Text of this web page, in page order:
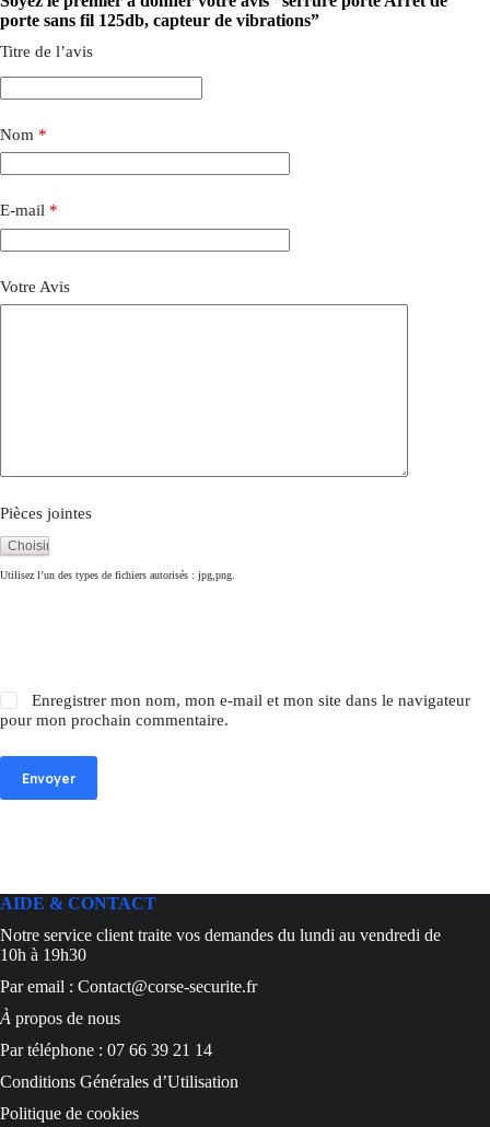
porte sans fil 125db, capteur de vibrations”
Titre de l’avis
Nom *
E-mail *
Votre Avis
Pièces jointes
Utilisez l’un des types de fichiers autorisés : jpg,png.
Enregistrer mon nom, mon e-mail et mon site dans le navigateur
pour mon prochain commentaire.
Envoyer
AIDE & CONTACT
Notre service client traite vos demandes du lundi au vendredi de
10h à 19h30
Par email : Contact@corse-securite.fr
À propos de nous
Par téléphone : 07 66 39 21 14
Conditions Générales d’Utilisation
Politique de cookies